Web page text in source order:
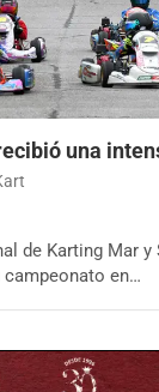
una
de Karting Mar
en…